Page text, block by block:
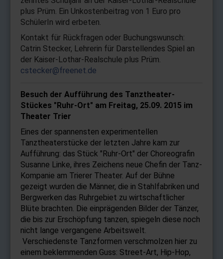
plus Prüm. Ein Unkostenbeitrag von 1 Euro pro
SchülerIn wird erbeten.
Kontakt für Rückfragen oder Buchungswunsch:
Catrin Stecker, Lehrerin für Darstellendes Spiel an
der Kaiser-Lothar-Realschule plus Prüm.
cstecker@freenet.de
Besuch der Aufführung des Tanztheater-
Stückes "Ruhr-Ort" am Freitag, 25.09. 2015 im
Theater Trier
Eines der spannensten experimentellen
Tanztheaterstücke der letzten Jahre kam zur
Aufführung: das Stück "Ruhr-Ort" der Choreografin
Susanne Linke, ihres Zeichens neue Chefin der Tanz-
Kompanie am Trierer Theater. Auf der Bühne
gezeigt wurden die Männer, die in Stahlfabriken und
Bergwerken das Ruhrgebiet zu wirtschaftlicher
Blüte brachten. Die einprägenden Bilder der Tänzer,
die bis zur Erschöpfung tanzen, spiegeln diese noch
nicht lange vergangene Arbeitswelt.
Verschiedenste Tanzformen verschmolzen hier zu
einem beklemmenden Guss: Street-Art, Hip-Hop,